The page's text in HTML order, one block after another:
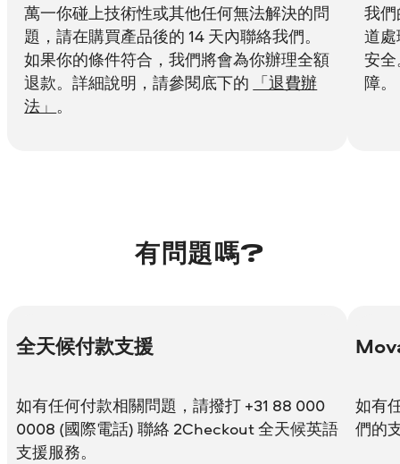
萬一你碰上技術性或其他任何無法解決的問
題，請在購買產品後的 14 天內聯絡我們。
如果你的條件符合，我們將會為你辦理全額
退款。詳細說明，請參閱底下的 「退費辦
法」 。
我
道
安
障。
有問題嗎?
全天候付款支援
如有任何付款相關問題，請撥打 +31 88 000
0008 (國際電話) 聯絡 2Checkout 全天候英語
支援服務。
如有
們的